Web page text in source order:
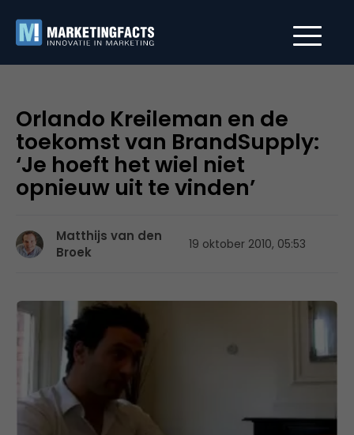
Orlando Kreileman en de
toekomst van BrandSupply:
‘Je hoeft het wiel niet
opnieuw uit te vinden’
Matthijs van den
Broek
19 oktober 2010, 05:53